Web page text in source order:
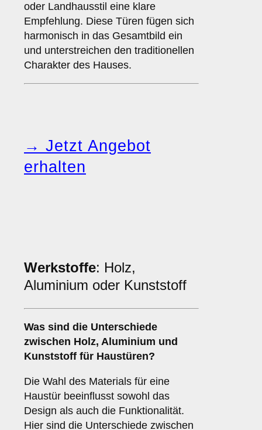
oder Landhausstil eine klare
Empfehlung. Diese Türen fügen sich
harmonisch in das Gesamtbild ein
und unterstreichen den traditionellen
Charakter des Hauses.
→ Jetzt Angebot
erhalten
Werkstoffe: Holz,
Aluminium oder Kunststoff
Was sind die Unterschiede
zwischen Holz, Aluminium und
Kunststoff für Haustüren?
Die Wahl des Materials für eine
Haustür beeinflusst sowohl das
Design als auch die Funktionalität.
Hier sind die Unterschiede zwischen